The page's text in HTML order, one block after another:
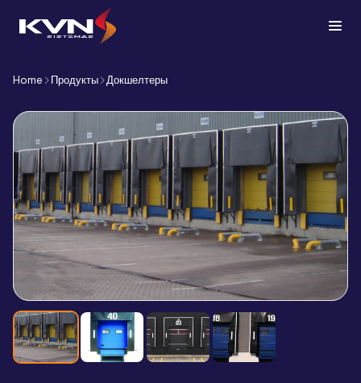
Home Продукты Докшелтеры